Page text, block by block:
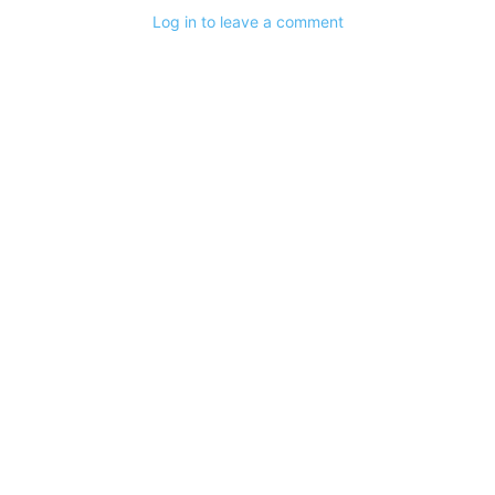
Log in to leave a comment